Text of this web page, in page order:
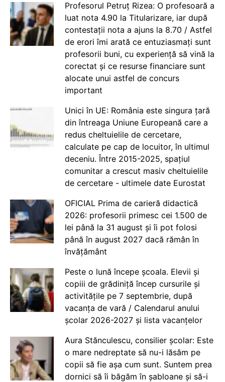
Profesorul Petruț Rizea: O profesoară a
luat nota 4.90 la Titularizare, iar după
contestații nota a ajuns la 8.70 / Astfel
de erori îmi arată ce entuziasmați sunt
profesorii buni, cu experiență să vină la
corectat și ce resurse financiare sunt
alocate unui astfel de concurs
important
Unici în UE: România este singura țară
din întreaga Uniune Europeană care a
redus cheltuielile de cercetare,
calculate pe cap de locuitor, în ultimul
deceniu. Între 2015-2025, spațiul
comunitar a crescut masiv cheltuielile
de cercetare - ultimele date Eurostat
OFICIAL Prima de carieră didactică
2026: profesorii primesc cei 1.500 de
lei până la 31 august și îi pot folosi
până în august 2027 dacă rămân în
învățământ
Peste o lună începe școala. Elevii și
copiii de grădiniță încep cursurile și
activitățile pe 7 septembrie, după
vacanța de vară / Calendarul anului
școlar 2026-2027 și lista vacanțelor
Aura Stănculescu, consilier școlar: Este
o mare nedreptate să nu-i lăsăm pe
copii să fie așa cum sunt. Suntem prea
dornici să îi băgăm în șabloane și să-i